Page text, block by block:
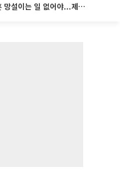
李대통령 “청년이 결혼 망설이는 일 없어야...제도상 불이익 조사”